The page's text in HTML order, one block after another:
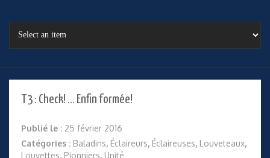
T3 : Check! … Enfin formée!
Publié le : 25 février 2016
Catégories : Baladins, Éclaireurs, Éclaireuses, Louveteaux,
Louvettes, Pionniers, Unité